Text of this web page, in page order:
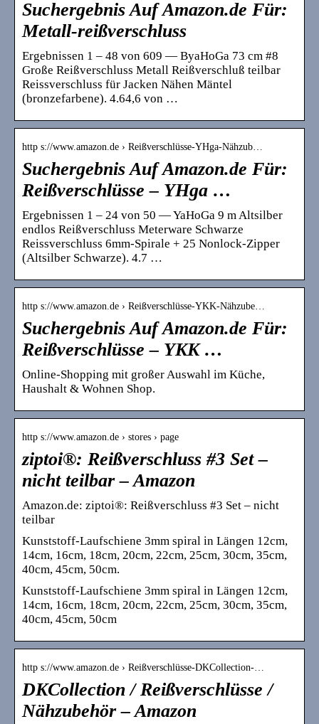
Suchergebnis Auf Amazon.de Für:
Metall-reißverschluss
Ergebnissen 1 – 48 von 609 — ByaHoGa 73 cm #8
Große Reißverschluss Metall Reißverschluß teilbar
Reissverschluss für Jacken Nähen Mäntel
(bronzefarbene). 4.64,6 von …
http s://www.amazon.de › Reißverschlüsse-YHga-Nähzub…
Suchergebnis Auf Amazon.de Für:
Reißverschlüsse – YHga …
Ergebnissen 1 – 24 von 50 — YaHoGa 9 m Altsilber
endlos Reißverschluss Meterware Schwarze
Reissverschluss 6mm-Spirale + 25 Nonlock-Zipper
(Altsilber Schwarze). 4.7 …
http s://www.amazon.de › Reißverschlüsse-YKK-Nähzube…
Suchergebnis Auf Amazon.de Für:
Reißverschlüsse – YKK …
Online-Shopping mit großer Auswahl im Küche,
Haushalt & Wohnen Shop.
http s://www.amazon.de › stores › page
ziptoi®: Reißverschluss #3 Set –
nicht teilbar – Amazon
Amazon.de: ziptoi®: Reißverschluss #3 Set – nicht
teilbar
Kunststoff-Laufschiene 3mm spiral in Längen 12cm,
14cm, 16cm, 18cm, 20cm, 22cm, 25cm, 30cm, 35cm,
40cm, 45cm, 50cm.
Kunststoff-Laufschiene 3mm spiral in Längen 12cm,
14cm, 16cm, 18cm, 20cm, 22cm, 25cm, 30cm, 35cm,
40cm, 45cm, 50cm
http s://www.amazon.de › Reißverschlüsse-DKCollection-…
DKCollection / Reißverschlüsse /
Nähzubehör – Amazon